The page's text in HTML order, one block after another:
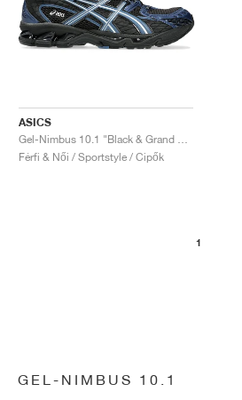
ASICS
Férfi & Női / Sportstyle / Cipők
1
GEL-NIMBUS 10.1